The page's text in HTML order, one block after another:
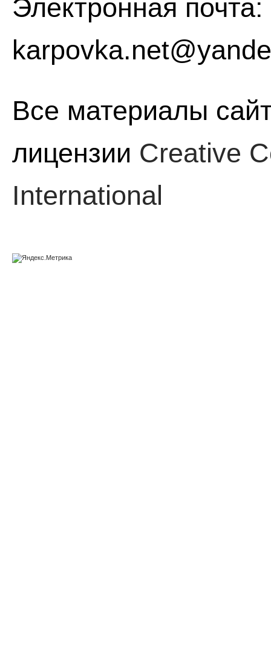
Электронная почта:
Все материалы
лицензии Creative
International